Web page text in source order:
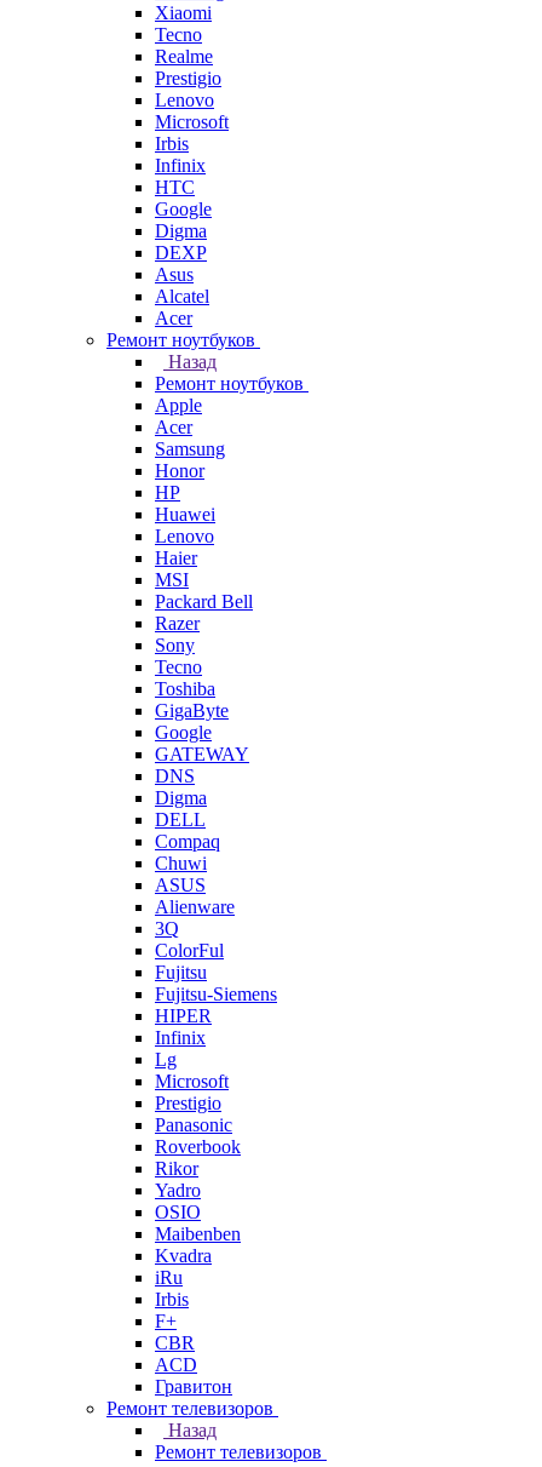
Xiaomi
Tecno
Realme
Prestigio
Lenovo
Microsoft
Irbis
Infinix
HTC
Google
Digma
DEXP
Asus
Alcatel
Acer
Ремонт ноутбуков
Назад
Ремонт ноутбуков
Apple
Acer
Samsung
Honor
HP
Huawei
Lenovo
Haier
MSI
Packard Bell
Razer
Sony
Tecno
Toshiba
GigaByte
Google
GATEWAY
DNS
Digma
DELL
Compaq
Chuwi
ASUS
Alienware
3Q
ColorFul
Fujitsu
Fujitsu-Siemens
HIPER
Infinix
Lg
Microsoft
Prestigio
Panasonic
Roverbook
Rikor
Yadro
OSIO
Maibenben
Kvadra
iRu
Irbis
F+
CBR
ACD
Гравитон
Ремонт телевизоров
Назад
Ремонт телевизоров